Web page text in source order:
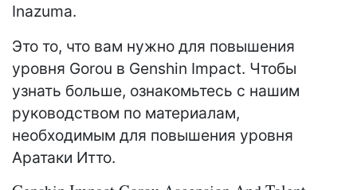
Inazuma.
Это то, что вам нужно для повышения
уровня Gorou в Genshin Impact. Чтобы
узнать больше, ознакомьтесь с нашим
руководством по материалам,
необходимым для повышения уровня
Аратаки Итто.